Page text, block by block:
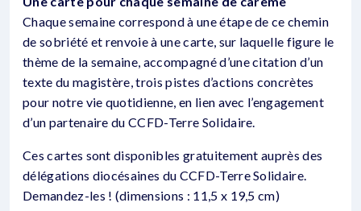
Chaque semaine correspond à une étape de ce chemin
de sobriété et renvoie à une carte, sur laquelle figure le
thème de la semaine, accompagné d’une citation d’un
texte du magistère, trois pistes d’actions concrètes
pour notre vie quotidienne, en lien avec l’engagement
d’un partenaire du CCFD-Terre Solidaire.
Ces cartes sont disponibles gratuitement auprès des
délégations diocésaines du CCFD-Terre Solidaire.
Demandez-les ! (dimensions : 11,5 x 19,5 cm)